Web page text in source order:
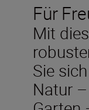
Für
Mit
Sie
Natur